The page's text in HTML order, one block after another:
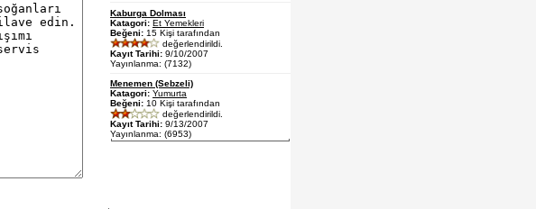
Kaburga Dolması
Katagori: Et Yemekleri
Beğeni: 15 Kişi tarafından
değerlendirildi.
Kayıt Tarihi: 9/10/2007
Yayınlanma: (7132)
Menemen (Sebzeli)
Katagori: Yumurta
Beğeni: 10 Kişi tarafından
değerlendirildi.
Kayıt Tarihi: 9/13/2007
Yayınlanma: (6953)